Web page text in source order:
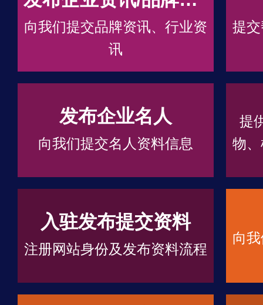
向我们提交品牌资讯、行业资
讯
提
发布企业名人
向我们提交名人资料信息
提
物
入驻发布提交资料
注册网站身份及发布资料流程
向